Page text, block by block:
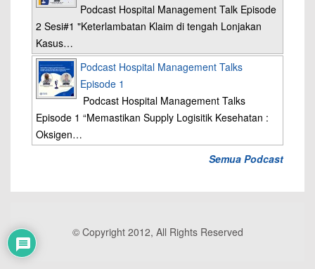
Podcast Hospital Management Talk Episode
2 Sesi#1 "Keterlambatan Klaim di tengah Lonjakan
Kasus…
Podcast Hospital Management Talks
Episode 1
Podcast Hospital Management Talks
Episode 1 “Memastikan Supply Logisitik Kesehatan :
Oksigen…
Semua Podcast
© Copyright 2012, All Rights Reserved